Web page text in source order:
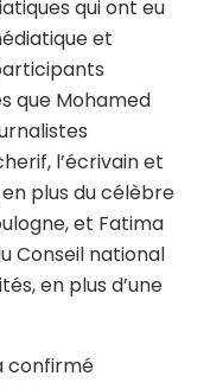
qui ont eu
et
que Mohamed
l’écrivain et
plus du célèbre
et Fatima
Conseil national
en plus d’une
confirmé